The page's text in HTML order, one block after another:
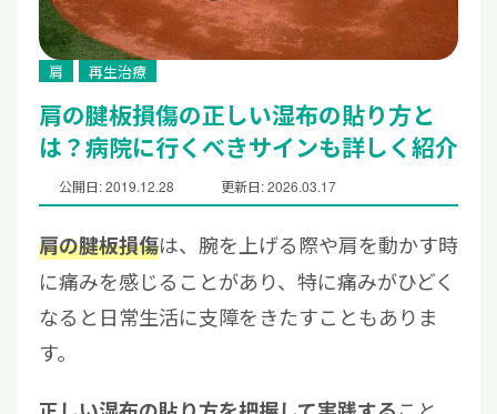
肩 再生治療
肩の腱板損傷の正しい湿布の貼り方と
は？病院に行くべきサインも詳しく紹介
公開日: 2019.12.28 更新日: 2026.03.17
肩の腱板損傷は、腕を上げる際や肩を動かす時
に痛みを感じることがあり、特に痛みがひどく
なると日常生活に支障をきたすこともありま
す。